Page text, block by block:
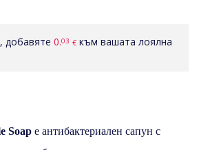
добавяте 0.03 € към вашата лоялна
Soap е антибактериален сапун с